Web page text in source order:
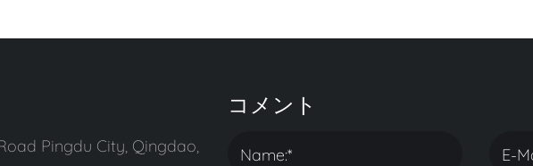
Pingdu City, Qingdao,
コメント